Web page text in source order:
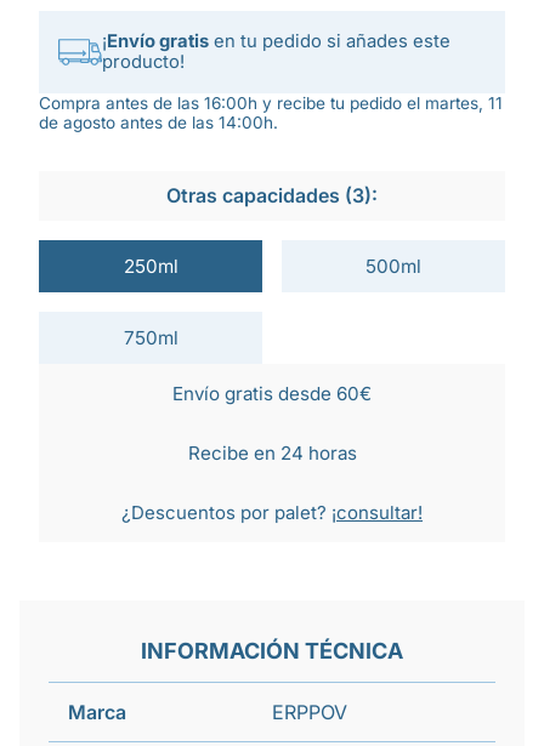
¡Envío gratis en tu pedido si añades este
producto!
Compra antes de las 16:00h y recibe tu pedido el martes, 11
de agosto antes de las 14:00h.
Otras capacidades (3):
250ml 500ml
750ml
Envío gratis desde 60€
Recibe en 24 horas
¿Descuentos por palet? ¡consultar!
INFORMACIÓN TÉCNICA
Marca ERPPOV